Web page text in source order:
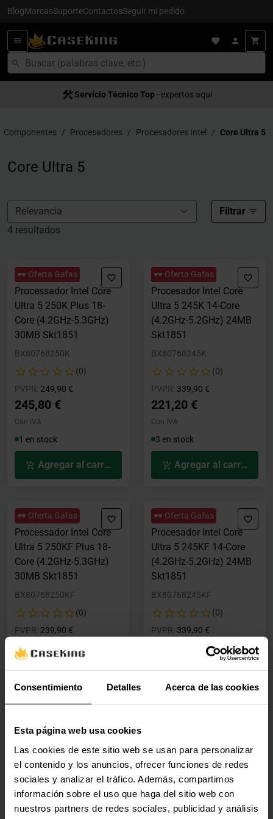
Consentimiento Detalles Acerca de las cookies
Esta página web usa cookies
Las cookies de este sitio web se usan para personalizar
el contenido y los anuncios, ofrecer funciones de redes
sociales y analizar el tráfico. Además, compartimos
información sobre el uso que haga del sitio web con
nuestros partners de redes sociales, publicidad y análisis
BlogMarcasSuporteContactosSeguir mi pedido
Satisfacción al cliente- servício 5
Servício Técnico Top - expertos aquí
Componentes Procesadores Procesadores Intel Core Ultra 5
Core Ultra 5
Filtrar
4 resultados
🕶️ Oferta Gafas
Processador Intel Core
Ultra 5 250K Plus 18-
Core (4.2GHz-5.3GHz)
30MB Skt1851
BX80768250K
(0)
PVPR: Precio rebajado desde
249,90 €
245,80 €
Con IVA
1 en stock
Agregar al carrito
🕶️ Oferta Gafas
Procesador Intel Core
Ultra 5 245K 14-Core
(4.2GHz-5.2GHz) 24MB
Skt1851
BX80768245K
(0)
PVPR: Precio rebajado desde
339,90 €
221,20 €
Con IVA
3 en stock
Agregar al carrito
🕶️ Oferta Gafas
Processador Intel Core
Ultra 5 250KF Plus 18-
Core (4.2GHz-5.3GHz)
30MB Skt1851
BX80768250KF
(0)
PVPR: Precio rebajado desde
239,90 €
231,00 €
Agregar al carrito
🕶️ Oferta Gafas
Procesador Intel Core
Ultra 5 245KF 14-Core
(4.2GHz-5.2GHz) 24MB
Skt1851
BX80768245KF
(0)
PVPR: Precio rebajado desde
339,90 €
Por encargo